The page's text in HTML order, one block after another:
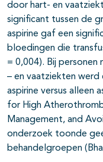
door hart- en
significant tussen de
aspirine gaf een
bloedingen die
= 0,004). Bij
– en vaatziekten
aspirine versus alleen
for High
Management, and
onderzoek toonde
behandelgroepen